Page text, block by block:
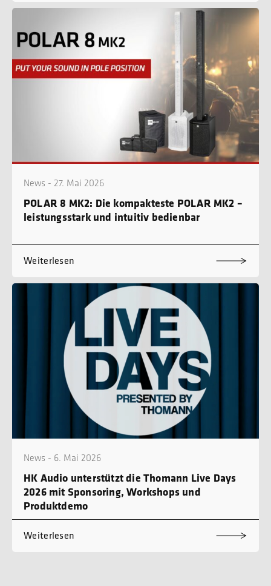
News - 27. Mai 2026
POLAR 8 MK2: Die kompakteste POLAR MK2 –
leistungsstark und intuitiv bedienbar
Weiterlesen
News - 6. Mai 2026
HK Audio unterstützt die Thomann Live Days
2026 mit Sponsoring, Workshops und
Produktdemo
Weiterlesen